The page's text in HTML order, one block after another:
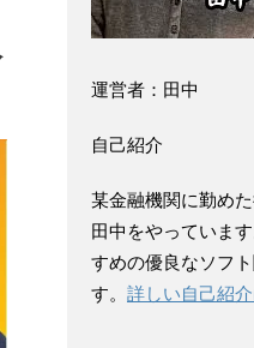
運営者：田中
自己紹介
某金融機関に勤め
田中をやっていま
すめの優良なソフ
す。 詳しい自己紹